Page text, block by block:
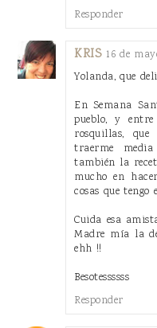
Responder
KRIS 16 de
Yolanda, que
En Semana
pueblo, y
rosquillas, que
traerme
también la
mucho en
cosas que
Cuida esa
Madre mía la
ehh !!
Besotessssss
Responder